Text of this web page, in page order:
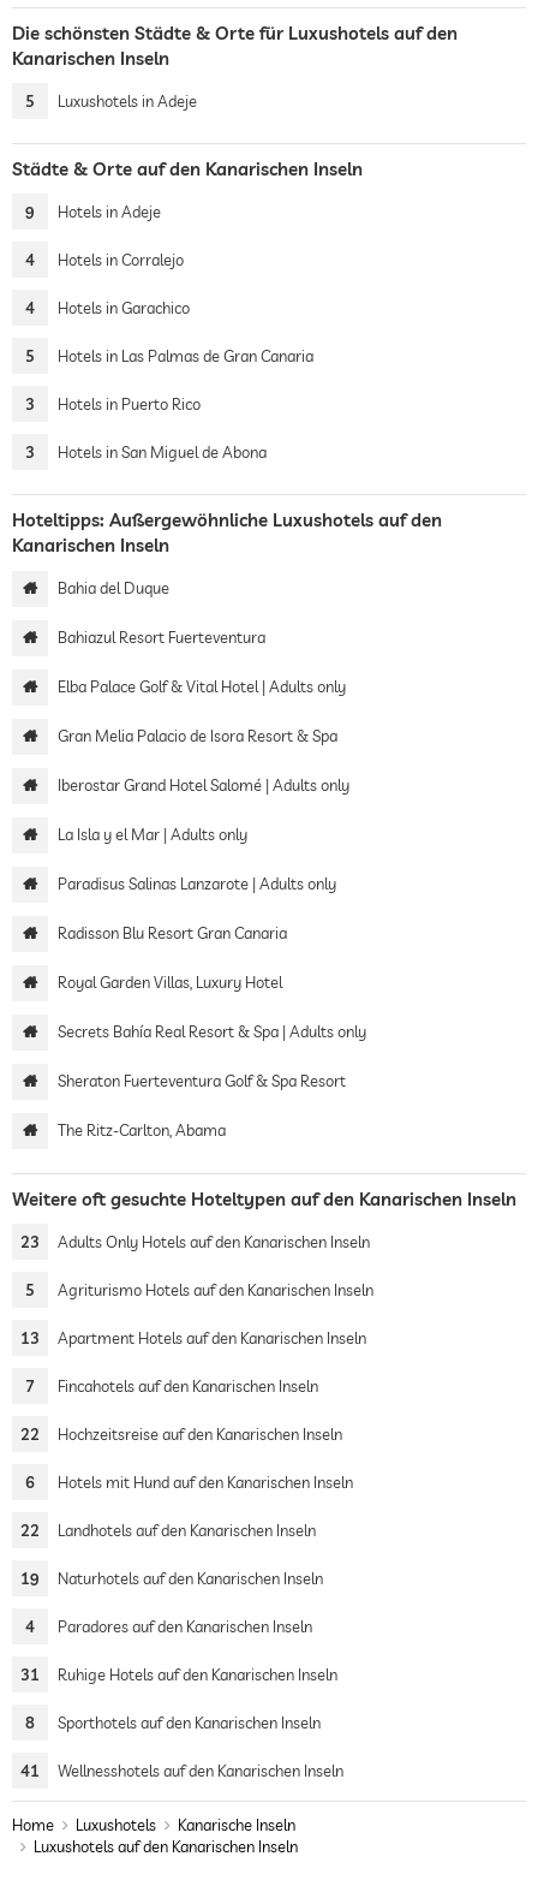
Die schönsten Städte & Orte für Luxushotels auf den
Kanarischen Inseln
5 Luxushotels in Adeje
Städte & Orte auf den Kanarischen Inseln
9 Hotels in Adeje
4 Hotels in Corralejo
4 Hotels in Garachico
5 Hotels in Las Palmas de Gran Canaria
3 Hotels in Puerto Rico
3 Hotels in San Miguel de Abona
Hoteltipps: Außergewöhnliche Luxushotels auf den
Kanarischen Inseln
Bahia del Duque
Bahiazul Resort Fuerteventura
Elba Palace Golf & Vital Hotel | Adults only
Gran Melia Palacio de Isora Resort & Spa
Iberostar Grand Hotel Salomé | Adults only
La Isla y el Mar | Adults only
Paradisus Salinas Lanzarote | Adults only
Radisson Blu Resort Gran Canaria
Royal Garden Villas, Luxury Hotel
Secrets Bahía Real Resort & Spa | Adults only
Sheraton Fuerteventura Golf & Spa Resort
The Ritz-Carlton, Abama
Weitere oft gesuchte Hoteltypen auf den Kanarischen Inseln
23 Adults Only Hotels auf den Kanarischen Inseln
5 Agriturismo Hotels auf den Kanarischen Inseln
13 Apartment Hotels auf den Kanarischen Inseln
7 Fincahotels auf den Kanarischen Inseln
22 Hochzeitsreise auf den Kanarischen Inseln
6 Hotels mit Hund auf den Kanarischen Inseln
22 Landhotels auf den Kanarischen Inseln
19 Naturhotels auf den Kanarischen Inseln
4 Paradores auf den Kanarischen Inseln
31 Ruhige Hotels auf den Kanarischen Inseln
8 Sporthotels auf den Kanarischen Inseln
41 Wellnesshotels auf den Kanarischen Inseln
Home Luxushotels
Kanarische Inseln
Luxushotels auf den Kanarischen Inseln